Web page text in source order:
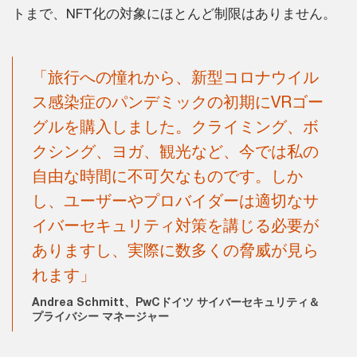
トまで、NFT化の対象にほとんど制限はありません。
「旅行への憧れから、新型コロナウイル
ス感染症のパンデミックの初期にVRゴー
グルを購入しました。クライミング、ボ
クシング、ヨガ、観光など、今では私の
自由な時間に不可欠なものです。しか
し、ユーザーやプロバイダーは適切なサ
イバーセキュリティ対策を講じる必要が
ありますし、実際に数多くの脅威が見ら
れます」
Andrea Schmitt、PwCドイツ サイバーセキュリティ＆
プライバシー マネージャー